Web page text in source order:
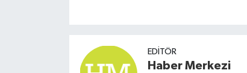
EDITÖR
Haber Merkezi